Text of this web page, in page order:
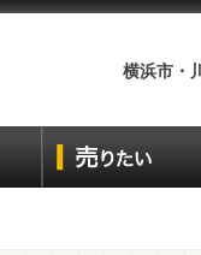
横浜市・